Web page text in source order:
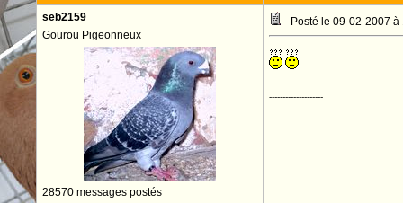
seb2159
Gourou Pigeonneux
28570 messages postés
Posté le 09-02-2007
--------------------